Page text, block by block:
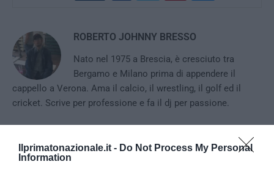
Ilprimatonazionale.it - Do Not Process My Personal
Information
ROBERTO JOHNNY BRESSO
Nato nel 1975 a Brescia, è cresciuto tra
Bergamo e Milano prima di appendere il
cappello a Verona. Ama il calcio, il wrestling, il golf ed il
cricket. Scrive per professione e fa il dj per passione.